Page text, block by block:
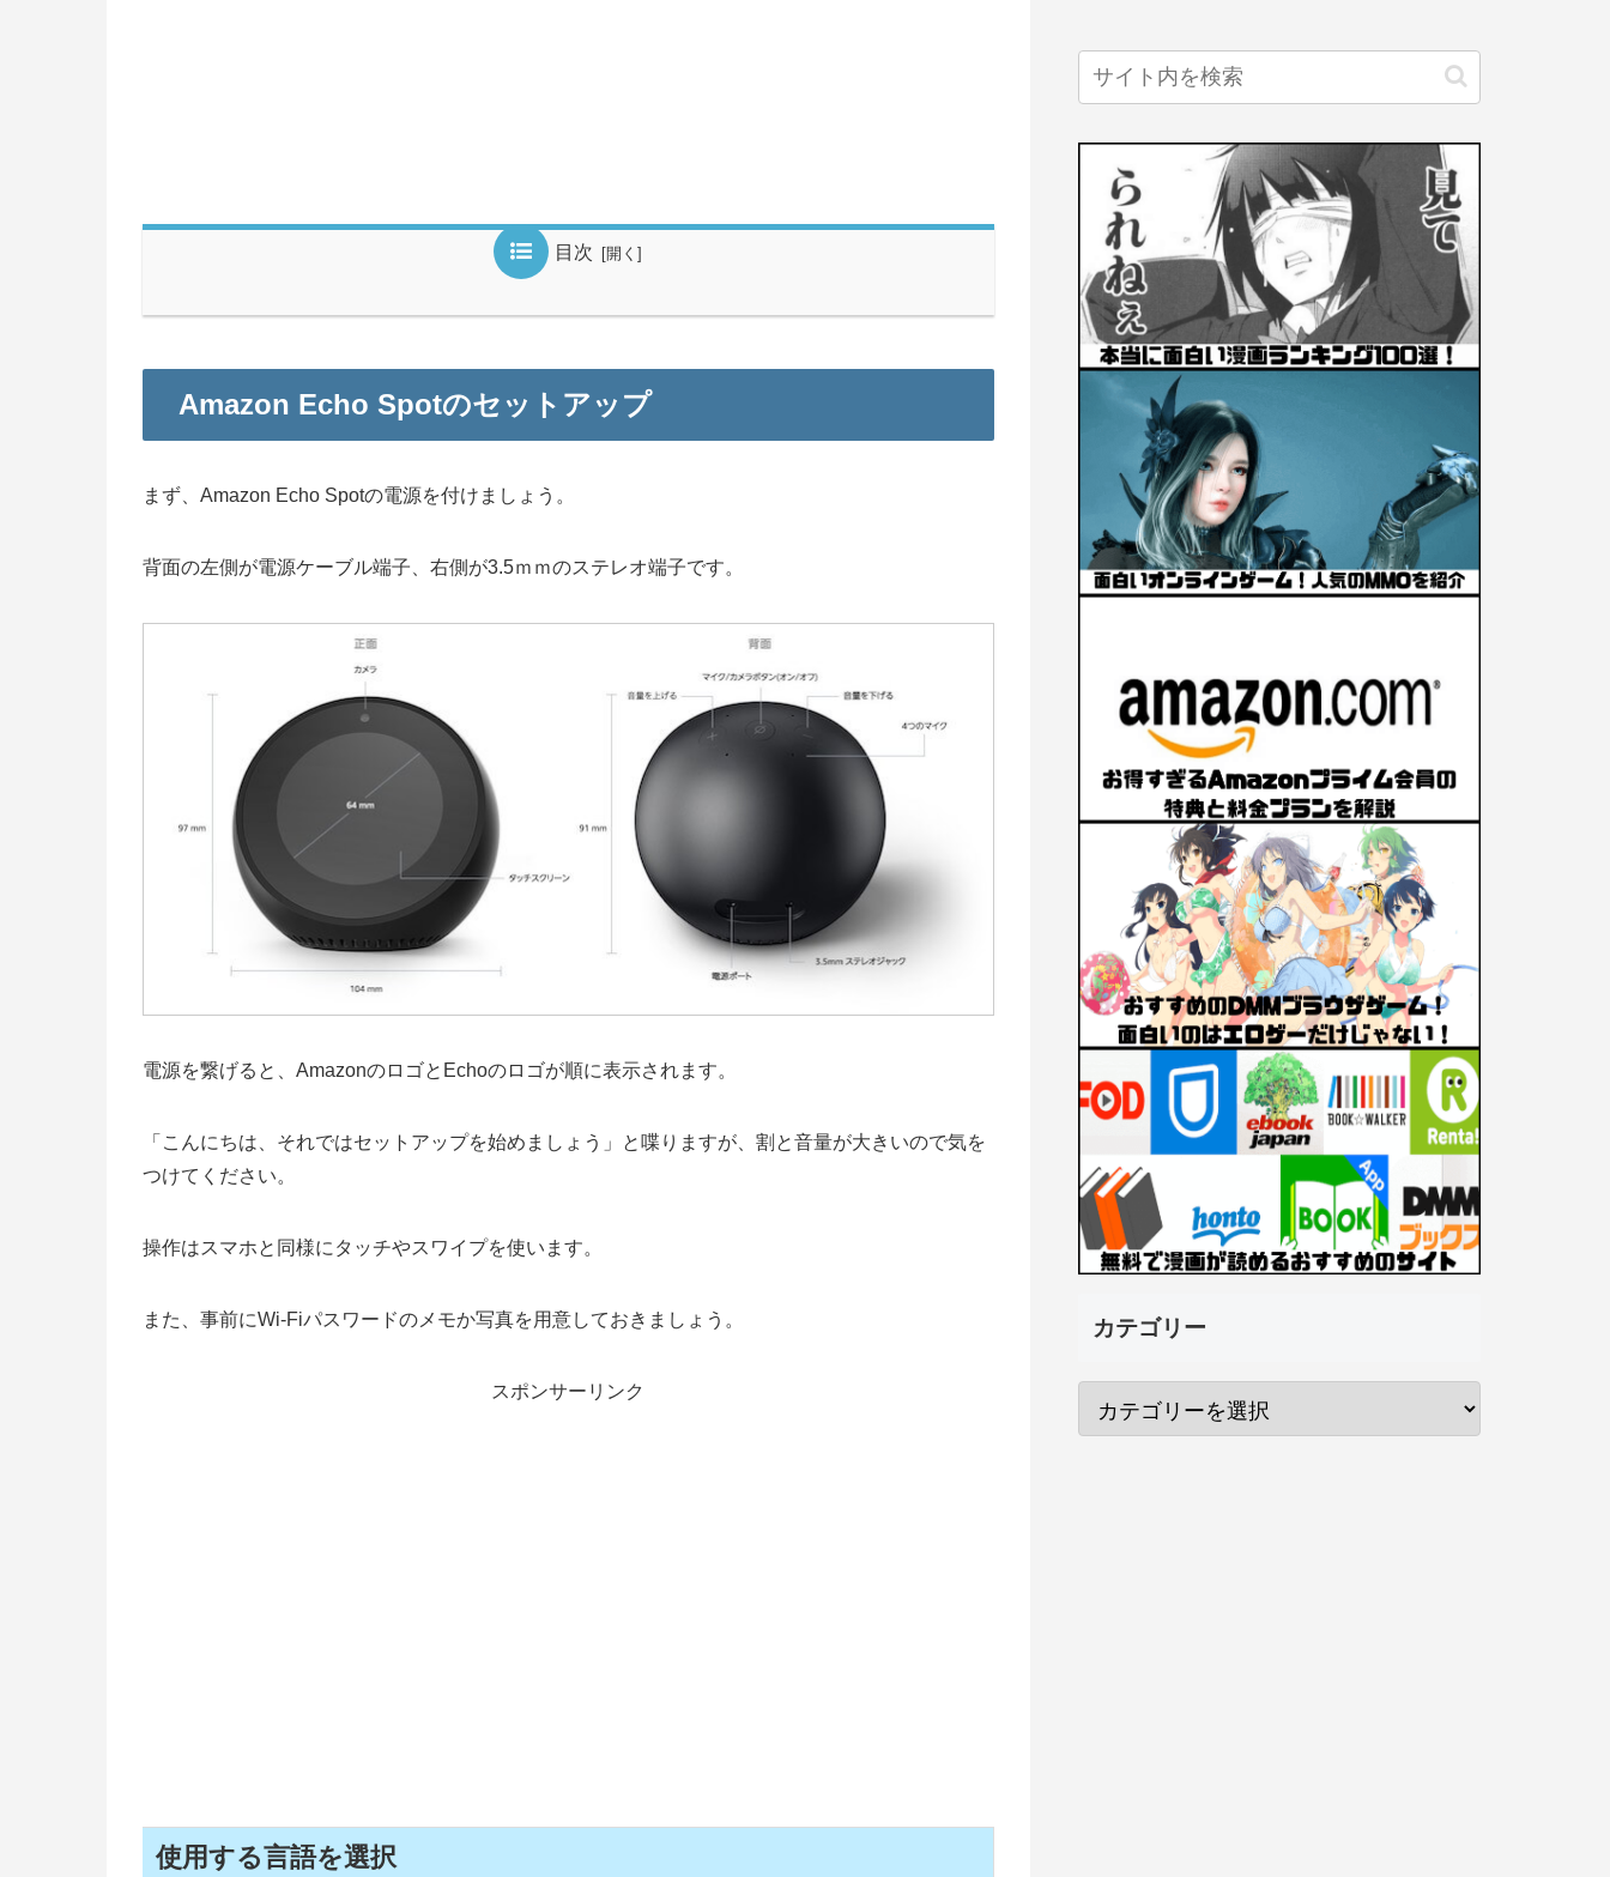
目次
Amazon Echo Spotのセットアップ
まず、Amazon Echo Spotの電源を付けましょう。
背面の左側が電源ケーブル端子、右側が3.5ｍｍのステレオ端子です。
電源を繋げると、AmazonのロゴとEchoのロゴが順に表示されます。
「こんにちは、それではセットアップを始めましょう」と喋りますが、割と音量が大きいので気を
つけてください。
操作はスマホと同様にタッチやスワイプを使います。
また、事前にWi-Fiパスワードのメモか写真を用意しておきましょう。
スポンサーリンク
使用する言語を選択
カテゴリー